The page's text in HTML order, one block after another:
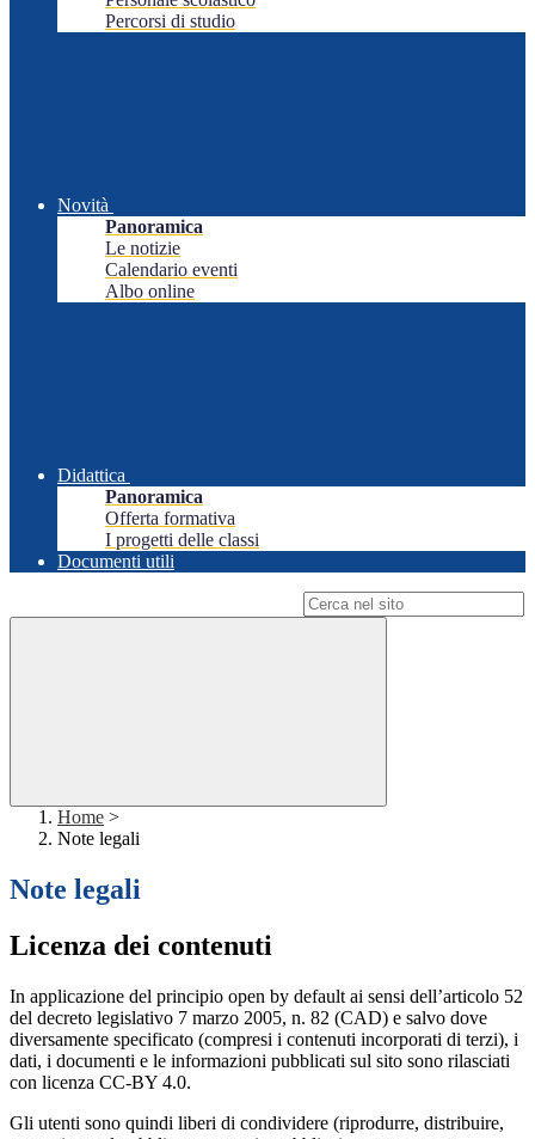
Percorsi di studio
Novità
Panoramica
Le notizie
Calendario eventi
Albo online
Didattica
Panoramica
Offerta formativa
I progetti delle classi
Documenti utili
Home >
Note legali
Note legali
Licenza dei contenuti
In applicazione del principio open by default ai sensi dell’articolo 52
del decreto legislativo 7 marzo 2005, n. 82 (CAD) e salvo dove
diversamente specificato (compresi i contenuti incorporati di terzi), i
dati, i documenti e le informazioni pubblicati sul sito sono rilasciati
con licenza CC-BY 4.0.
Gli utenti sono quindi liberi di condividere (riprodurre, distribuire,